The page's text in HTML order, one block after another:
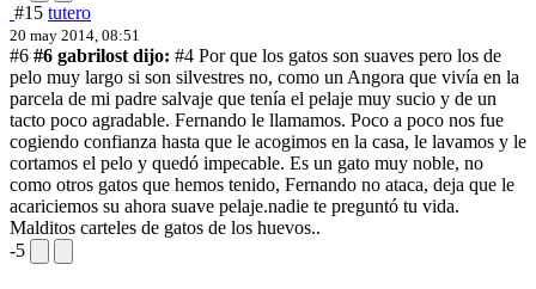
#15 tutero
20 may 2014, 08:51
#6 #6 gabrilost dijo: #4 Por que los gatos son suaves pero los de
pelo muy largo si son silvestres no, como un Angora que vivía en la
parcela de mi padre salvaje que tenía el pelaje muy sucio y de un
tacto poco agradable. Fernando le llamamos. Poco a poco nos fue
cogiendo confianza hasta que le acogimos en la casa, le lavamos y le
cortamos el pelo y quedó impecable. Es un gato muy noble, no
como otros gatos que hemos tenido, Fernando no ataca, deja que le
acariciemos su ahora suave pelaje.nadie te preguntó tu vida.
Malditos carteles de gatos de los huevos..
-5